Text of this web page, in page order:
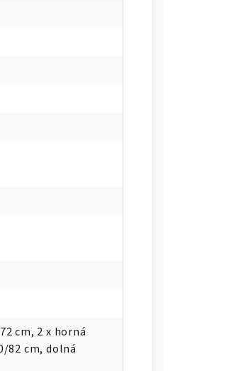
cm, 2 x horná
82 cm, dolná